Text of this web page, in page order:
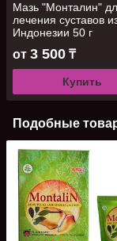
Мазь "Монталин"
лечения суставов
Индонезии 50 г
от 3 500 ₸
Купить
Подобные